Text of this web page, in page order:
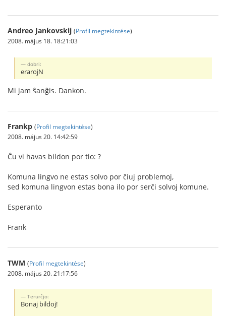
Andreo Jankovskij (Profil megtekintése)
2008. május 18. 18:21:03
dobri:
erarojN
Mi jam ŝanĝis. Dankon.
Frankp (Profil megtekintése)
2008. május 20. 14:42:59
Ĉu vi havas bildon por tio: ?
Komuna lingvo ne estas solvo por ĉiuj problemoj,
sed komuna lingvon estas bona ilo por serĉi solvoj komune.
Esperanto
Frank
TWM (Profil megtekintése)
2008. május 20. 21:17:56
Terurĉjo:
Bonaj bildoj!